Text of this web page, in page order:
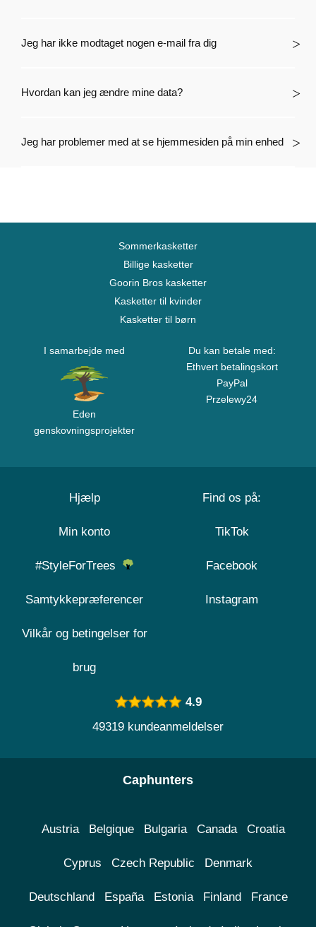
Jeg har ikke modtaget nogen e-mail fra dig
Hvordan kan jeg ændre mine data?
Jeg har problemer med at se hjemmesiden på min enhed
Sommerkasketter
Billige kasketter
Goorin Bros kasketter
Kasketter til kvinder
Kasketter til børn
I samarbejde med
Eden
genskovningsprojekter
Du kan betale med:
Ethvert betalingskort
PayPal
Przelewy24
Hjælp
Min konto
#StyleForTrees
Samtykkepræferencer
Vilkår og betingelser for
brug
Find os på:
TikTok
Facebook
Instagram
4.9
49319 kundeanmeldelser
Caphunters
Austria Belgique Bulgaria Canada Croatia
Cyprus Czech Republic Denmark
Deutschland España Estonia Finland France